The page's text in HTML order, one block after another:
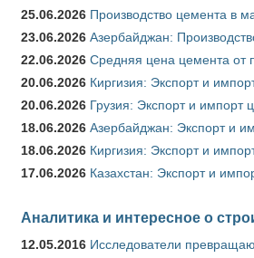
25.06.2026 Производство цемента в
23.06.2026 Азербайджан:
22.06.2026 Средняя цена цемента от
20.06.2026 Киргизия: Экспорт и
20.06.2026 Грузия: Экспорт и импорт
18.06.2026 Азербайджан: Экспорт и
18.06.2026 Киргизия: Экспорт и
17.06.2026 Казахстан: Экспорт и
Аналитика и интересное о
12.05.2016 Исследователи